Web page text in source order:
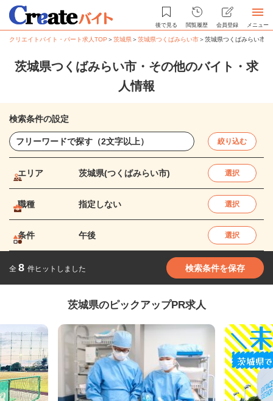
後で見る 閲覧履歴 会員登録 メニュー
クリエイトバイト・パート求人TOP ＞茨城県＞茨城県つくばみらい市＞茨城県つくばみらい市
茨城県つくばみらい市・その他のバイト・求
人情報
検索条件の設定
絞り込む
エリア 茨城県(つくばみらい市) 選択
職種 指定しない 選択
条件 午後 選択
全 8 件ヒットしました 検索条件を保存
茨城県のピックアップPR求人